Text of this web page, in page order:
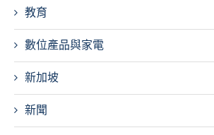
教育
數位產品與家電
新加坡
新聞